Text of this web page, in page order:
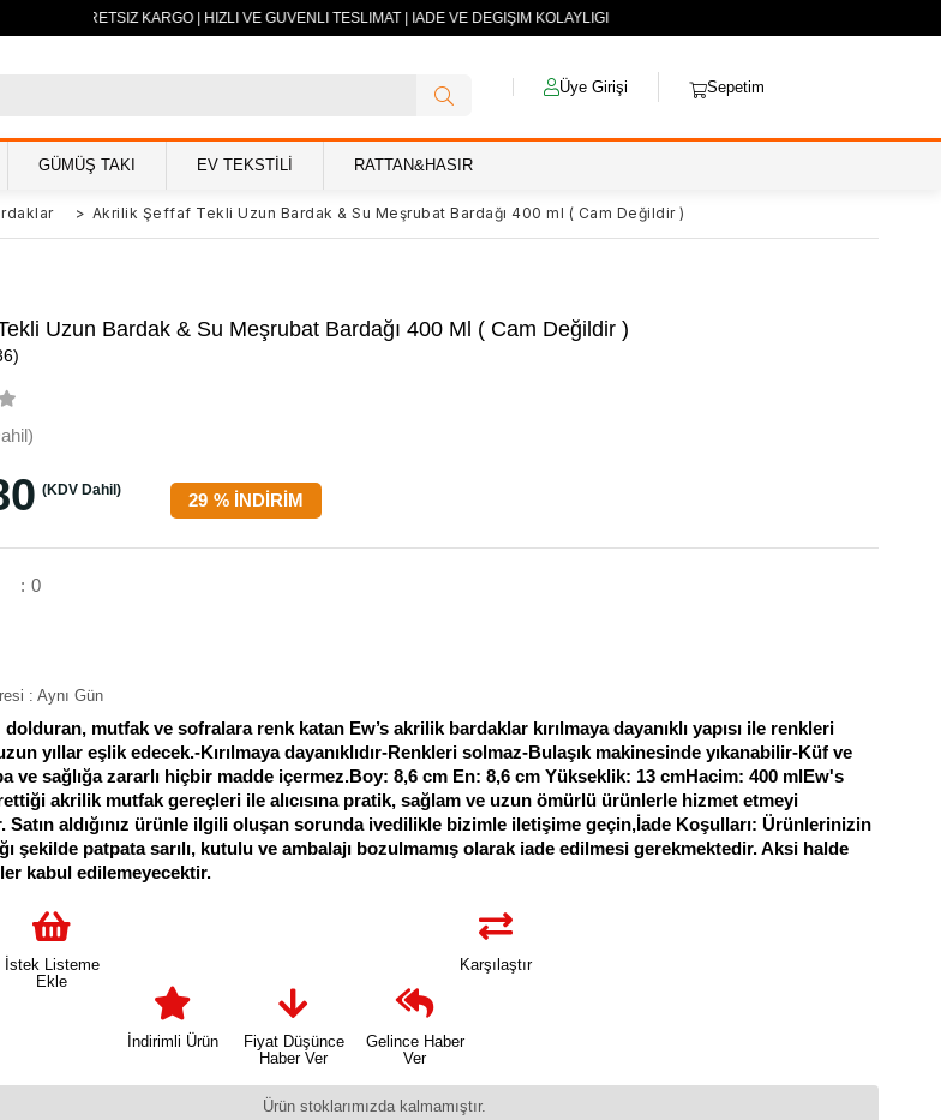
ÜCRETSİZ KARGO | HIZLI VE GÜVENLİ TESLİMAT | İADE VE DEĞİŞİM KOLAYLIĞI
Üye Girişi Sepetim
GÜMÜŞ TAKI EV TEKSTİLİ RATTAN&HASIR
> Akrilik Şeffaf Tekli Uzun Bardak & Su Meşrubat Bardağı 400 ml ( Cam Değildir )
Uzun Bardak & Su Meşrubat Bardağı 400 Ml ( Cam Değildir )
%
29 İNDIRIM
(KDV Dahil)
: 0
: Aynı Gün
dolduran, mutfak ve sofralara renk katan Ew’s akrilik bardaklar kırılmaya dayanıklı yapısı ile renkleri
yıllar eşlik edecek.-Kırılmaya dayanıklıdır-Renkleri solmaz-Bulaşık makinesinde yıkanabilir-Küf ve
ve sağlığa zararlı hiçbir madde içermez.Boy: 8,6 cm En: 8,6 cm Yükseklik: 13 cmHacim: 400 mlEw's
akrilik mutfak gereçleri ile alıcısına pratik, sağlam ve uzun ömürlü ürünlerle hizmet etmeyi
Satın aldığınız ürünle ilgili oluşan sorunda ivedilikle bizimle iletişime geçin,İade Koşulları: Ürünlerinizin
şekilde patpata sarılı, kutulu ve ambalajı bozulmamış olarak iade edilmesi gerekmektedir. Aksi halde
kabul edilemeyecektir.
İstek Listeme
Ekle
Karşılaştır
İndirimli Ürün
Fiyat Düşünce
Haber Ver
Gelince Haber
Ver
Ürün stoklarımızda kalmamıştır.